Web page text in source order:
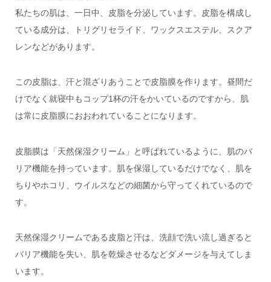
私たちの肌は、一日中、皮脂を分泌しています。皮脂を構成し
ている成分は、トリグリセライド、ワックスエステル、スクア
レンなどがあります。
この皮脂は、汗と混ざりあうことで皮脂膜を作ります。昼間だ
けでなく就寝中もコップ1杯の汗をかいているのですから、肌
は常に皮脂膜におおわれていることになります。
皮脂膜は「天然保湿クリーム」と呼ばれているように、肌のバ
リア機能を持っています。肌を保湿しているだけでなく、肌を
ちりやホコリ、ウイルスなどの細菌から守ってくれているので
す。
天然保湿クリームである皮脂と汗は、洗顔で洗い流し過ぎると
バリア機能を失い、肌を乾燥させるなどダメージを与えてしま
います。